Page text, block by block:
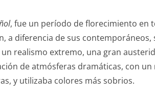
, fue un período de florecimiento en
a diferencia de sus
realismo extremo, una gran
de atmósferas dramáticas, con
y utilizaba colores más sobrios.